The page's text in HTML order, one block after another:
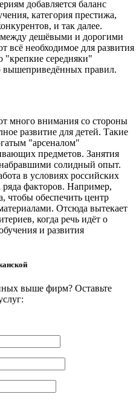
добавляется баланс
категория престижа,
и так далее.
между дешёвыми и дорогими
необходимое для развития
"крепкие середняки"
правил.
много внимания со стороны
развитие для детей. Такие
"арсеналом"
предметов. Занятия
солидный опыт.
в условиях российских
ряда факторов. Например,
чтобы обеспечить центр
Отсюда вытекает
когда речь идёт о
и развития
выше фирм? Оставьте